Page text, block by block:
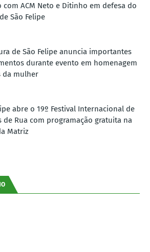
com ACM Neto e Ditinho em defesa do
São Felipe
de São Felipe anuncia importantes
durante evento em homenagem
da mulher
abre o 19º Festival Internacional de
de Rua com programação gratuita na
Matriz